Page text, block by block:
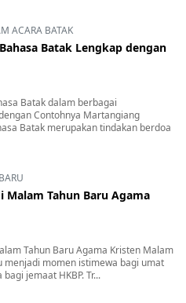
ACARA BATAK
Batak Lengkap dengan
Batak dalam berbagai
Contohnya Martangiang
Batak merupakan tindakan berdoa
Malam Tahun Baru Agama
Tahun Baru Agama Kristen Malam
menjadi momen istimewa bagi umat
jemaat HKBP. Tr...